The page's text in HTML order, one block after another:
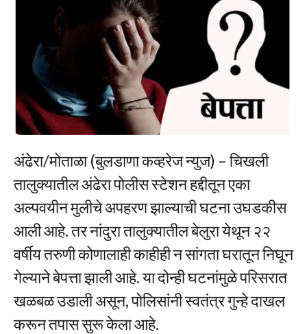
अंढेरा/मोताळा (बुलडाणा कव्हरेज न्युज) – चिखली
तालुक्यातील अंढेरा पोलीस स्टेशन हद्दीतून एका
अल्पवयीन मुलीचे अपहरण झाल्याची घटना उघडकीस
आली आहे. तर नांदुरा तालुक्यातील बेलुरा येथून २२
वर्षीय तरुणी कोणालाही काहीही न सांगता घरातून निघून
गेल्याने बेपत्ता झाली आहे. या दोन्ही घटनांमुळे परिसरात
खळबळ उडाली असून, पोलिसांनी स्वतंत्र गुन्हे दाखल
करून तपास सुरू केला आहे.